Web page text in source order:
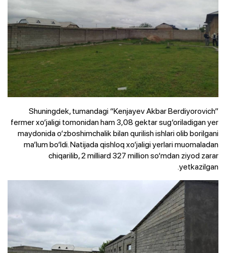
Shuningdek, tumandagi “Kenjayev Akbar Berdiyorovich”
fermer xo‘jaligi tomonidan ham 3,08 gektar sug‘oriladigan yer
maydonida o‘zboshimchalik bilan qurilish ishlari olib borilgani
ma’lum bo‘ldi. Natijada qishloq xo‘jaligi yerlari muomaladan
chiqarilib, 2 milliard 327 million so‘mdan ziyod zarar
yetkazilgan.